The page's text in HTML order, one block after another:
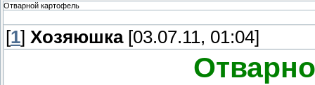
Отварной картофель
[1] Хозяюшка[03.07.11, 01:04]